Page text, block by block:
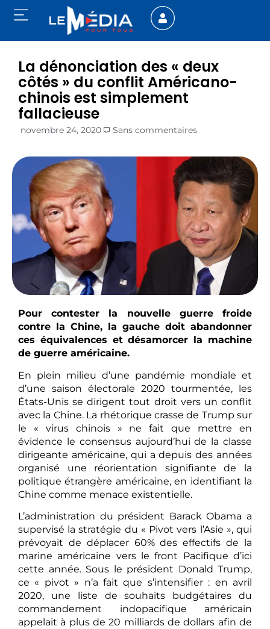
La dénonciation des « deux
côtés » du conflit Américano-
chinois est simplement
fallacieuse
novembre 24, 2020 Sans commentaires
Pour contester la nouvelle guerre froide
contre la Chine, la gauche doit abandonner
ces équivalences et désamorcer la machine
de guerre américaine.
En plein milieu d’une pandémie mondiale et
d’une saison électorale 2020 tourmentée, les
États-Unis se dirigent tout droit vers un conflit
avec la Chine. La rhétorique crasse de Trump sur
le « virus chinois » ne fait que mettre en
évidence le consensus aujourd’hui de la classe
dirigeante américaine, qui a depuis des années
organisé une réorientation signifiante de la
politique étrangère américaine, en identifiant la
Chine comme menace existentielle.
L’administration du président Barack Obama a
supervisé la stratégie du « Pivot vers l’Asie », qui
prévoyait de déplacer 60% des effectifs de la
marine américaine vers le front Pacifique d’ici
cette année. Sous le président Donald Trump,
ce « pivot » n’a fait que s’intensifier : en avril
2020, une liste de souhaits budgétaires du
commandement indopacifique américain
appelait à plus de 20 milliards de dollars afin de